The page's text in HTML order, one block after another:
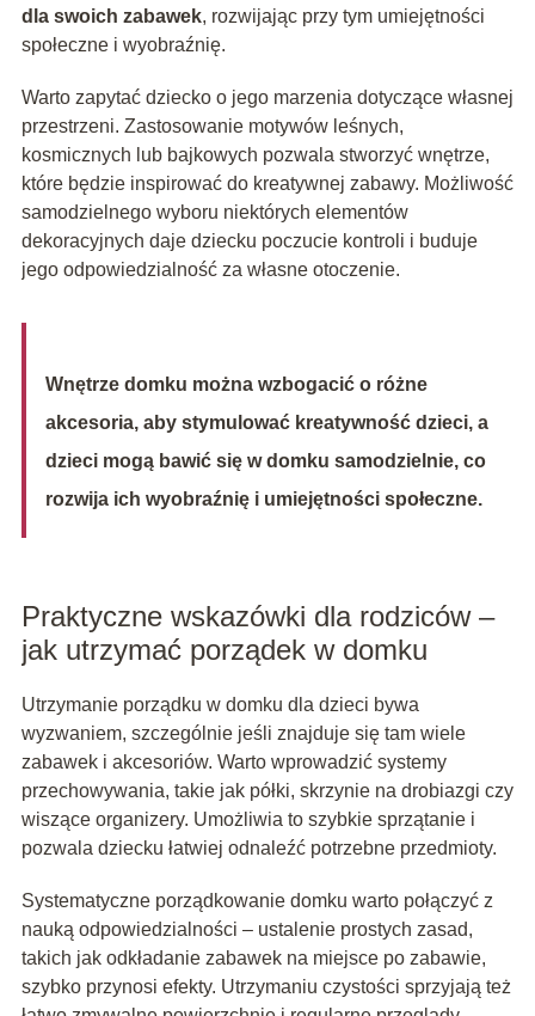
dla swoich zabawek, rozwijając przy tym umiejętności
społeczne i wyobraźnię.
Warto zapytać dziecko o jego marzenia dotyczące własnej
przestrzeni. Zastosowanie motywów leśnych,
kosmicznych lub bajkowych pozwala stworzyć wnętrze,
które będzie inspirować do kreatywnej zabawy. Możliwość
samodzielnego wyboru niektórych elementów
dekoracyjnych daje dziecku poczucie kontroli i buduje
jego odpowiedzialność za własne otoczenie.
Wnętrze domku można wzbogacić o różne
akcesoria, aby stymulować kreatywność dzieci, a
dzieci mogą bawić się w domku samodzielnie, co
rozwija ich wyobraźnię i umiejętności społeczne.
Praktyczne wskazówki dla rodziców –
jak utrzymać porządek w domku
Utrzymanie porządku w domku dla dzieci bywa
wyzwaniem, szczególnie jeśli znajduje się tam wiele
zabawek i akcesoriów. Warto wprowadzić systemy
przechowywania, takie jak półki, skrzynie na drobiazgi czy
wiszące organizery. Umożliwia to szybkie sprzątanie i
pozwala dziecku łatwiej odnaleźć potrzebne przedmioty.
Systematyczne porządkowanie domku warto połączyć z
nauką odpowiedzialności – ustalenie prostych zasad,
takich jak odkładanie zabawek na miejsce po zabawie,
szybko przynosi efekty. Utrzymaniu czystości sprzyjają też